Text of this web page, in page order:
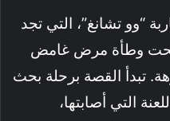
“وو تشانغ”، التي تجد
تحت وطأة مرض غامض
تبدأ القصة برحلة بحث
التي أصابتها،